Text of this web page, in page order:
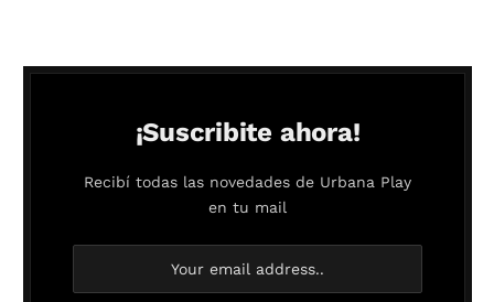
¡Suscribite ahora!
Recibí todas las novedades de Urbana Play
en tu mail